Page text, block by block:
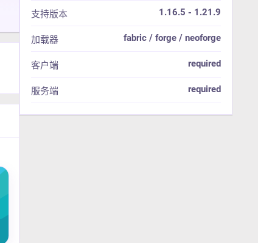
支持版本 1.16.5 - 1.21.9
加载器 fabric / forge / neoforge
客户端 required
服务端 required